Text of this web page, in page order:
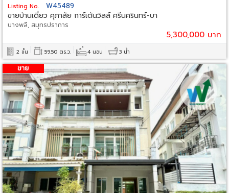
Listing No. W45489
ขายบ้านเดี่ยว ศุภาลัย การ์เด้นวิลล์ ศรีนครินทร์-บา
บางพลี, สมุทรปราการ
5,300,000 บาท
2 ชั้น 59.50 ตร.ว. 4 นอน 3 น้ำ